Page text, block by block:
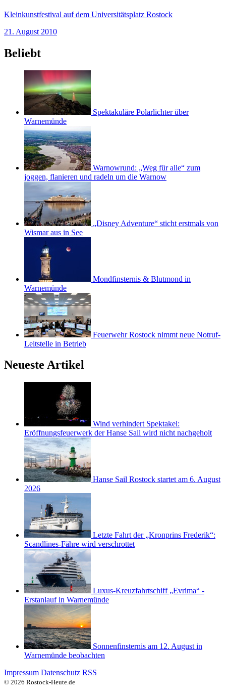
Kleinkunstfestival auf dem Universitätsplatz Rostock
21. August 2010
Beliebt
Spektakuläre Polarlichter über
Warnemünde
Warnowrund: „Weg für alle“ zum
joggen, flanieren und radeln um die Warnow
„Disney Adventure“ sticht erstmals von
Wismar aus in See
Mondfinsternis & Blutmond in
Warnemünde
Feuerwehr Rostock nimmt neue Notruf-
Leitstelle in Betrieb
Neueste Artikel
Wind verhindert Spektakel:
Eröffnungsfeuerwerk der Hanse Sail wird nicht nachgeholt
Hanse Sail Rostock startet am 6. August
2026
Letzte Fahrt der „Kronprins Frederik“:
Scandlines-Fähre wird verschrottet
Luxus-Kreuzfahrtschiff „Evrima“ -
Erstanlauf in Warnemünde
Sonnenfinsternis am 12. August in
Warnemünde beobachten
Impressum Datenschutz RSS
© 2026 Rostock-Heute.de